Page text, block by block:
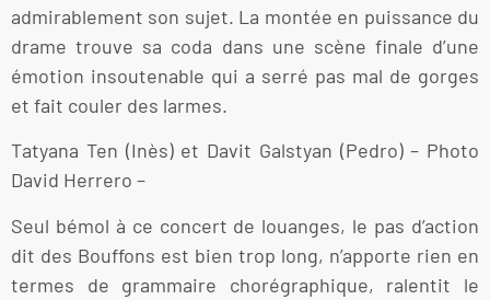
admirablement son sujet. La montée en puissance du
drame trouve sa coda dans une scène finale d’une
émotion insoutenable qui a serré pas mal de gorges
et fait couler des larmes.
Tatyana Ten (Inès) et Davit Galstyan (Pedro) – Photo
David Herrero –
Seul bémol à ce concert de louanges, le pas d’action
dit des Bouffons est bien trop long, n’apporte rien en
termes de grammaire chorégraphique, ralentit le